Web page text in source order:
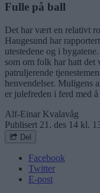
Fulle på ball
Det har vært en relativt
Haugesund har
utestedene og i
som om folk har hatt
patruljerende
henvendelser. Muligens
er julefreden i ferd med
Alf-Einar Kvalavåg
Publisert 21. des 14 kl.
Del
Facebook
Twitter
E-post